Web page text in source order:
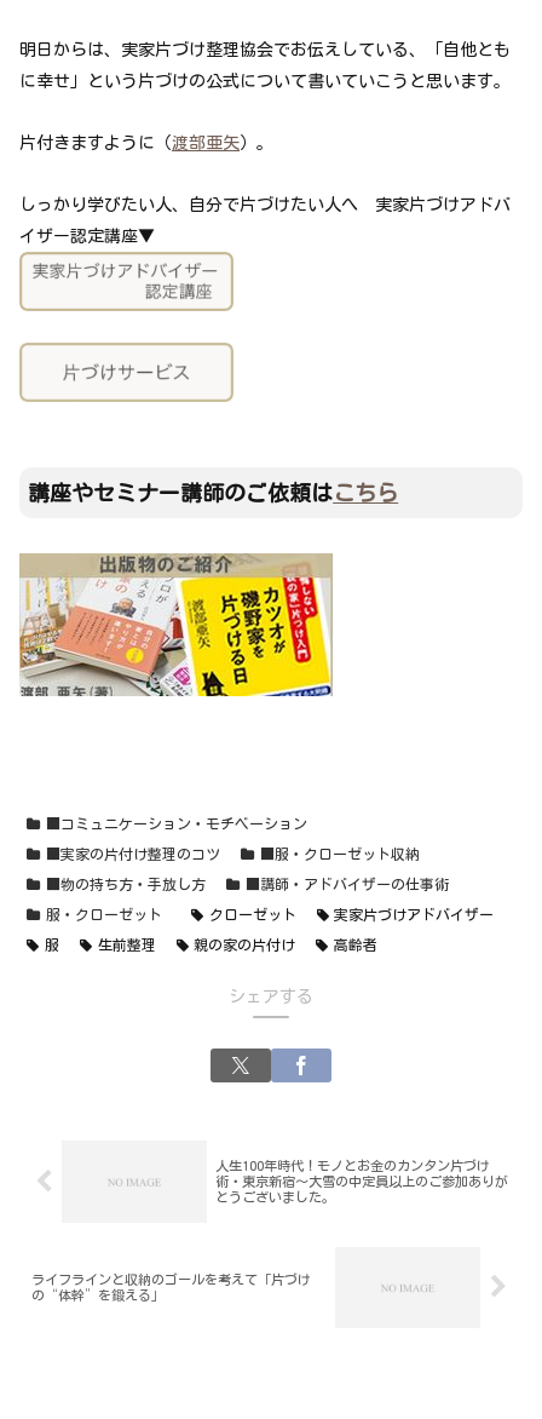
明日からは、実家片づけ整理協会でお伝えしている、「自他とも
に幸せ」という片づけの公式について書いていこうと思います。
片付きますように（渡部亜矢）。
しっかり学びたい人、自分で片づけたい人へ 実家片づけアドバ
イザー認定講座▼
講座やセミナー講師のご依頼はこちら
■コミュニケーション・モチベーション
■実家の片付け整理のコツ ■服・クローゼット収納
■物の持ち方・手放し方 ■講師・アドバイザーの仕事術
服・クローゼット クローゼット 実家片づけアドバイザー
服 生前整理 親の家の片付け 高齢者
シェアする
人生100年時代！モノとお金のカンタン片づけ
術・東京新宿～大雪の中定員以上のご参加ありが
とうございました。
ライフラインと収納のゴールを考えて「片づけ
の“体幹”を鍛える」